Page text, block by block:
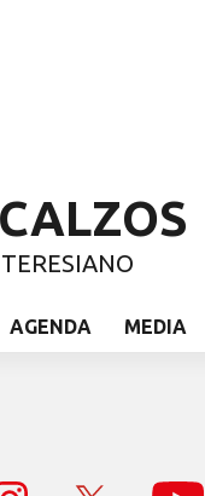
AGENDA MEDIA